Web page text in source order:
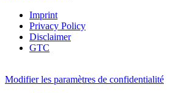
Imprint
Privacy Policy
Disclaimer
GTC
Modifier les paramètres de confidentialité